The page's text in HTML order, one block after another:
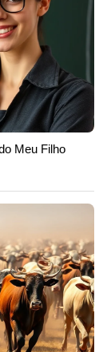
Meu Filho